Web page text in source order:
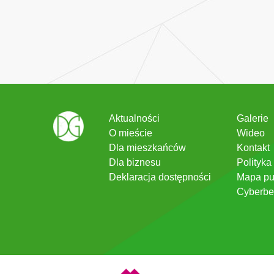
Aktualności
O mieście
Dla mieszkańców
Dla biznesu
Deklaracja dostępności
Galerie
Wideo
Kontakt
Mapa